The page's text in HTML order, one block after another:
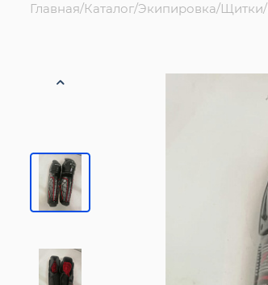
Главная Каталог Экипировка Щитки